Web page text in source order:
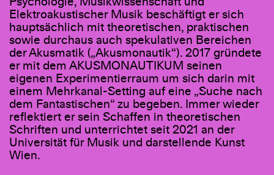
Elektroakustischer Musik beschäftigt er sich
hauptsächlich mit theoretischen, praktischen
sowie durchaus auch spekulativen Bereichen
der Akusmatik („Akusmonautik“). 2017 gründete
er mit dem AKUSMONAUTIKUM seinen
eigenen Experimentierraum um sich darin mit
einem Mehrkanal-Setting auf eine „Suche nach
dem Fantastischen“ zu begeben. Immer wieder
reflektiert er sein Schaffen in theoretischen
Schriften und unterrichtet seit 2021 an der
Universität für Musik und darstellende Kunst
Wien.